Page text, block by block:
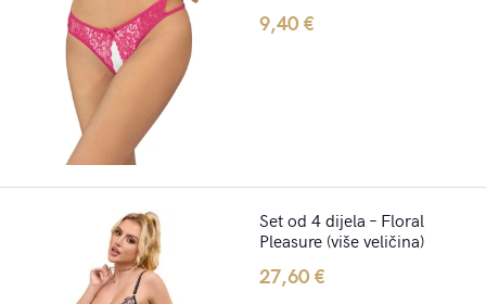
9,40€
Set od 4 dijela – Floral
Pleasure (više veličina)
27,60€